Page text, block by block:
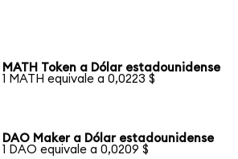
MATH Token a Dólar estadounidense
1 MATH equivale a 0,0223 $
DAO Maker a Dólar estadounidense
1 DAO equivale a 0,0209 $